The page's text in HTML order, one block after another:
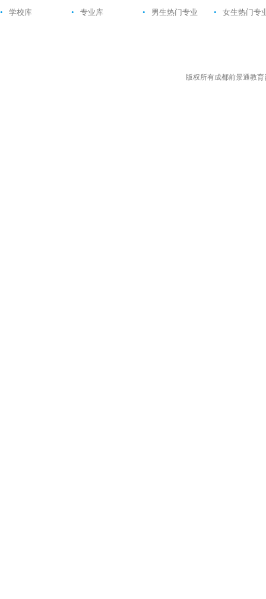
• 学校库 • 专业库 • 男生热门专业 • 女生热门专
版权所有成都前景通教